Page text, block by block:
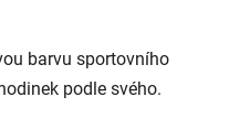
barvu sportovního
podle svého.